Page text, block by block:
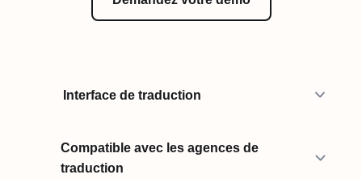
Interface de traduction
Compatible avec les agences de
traduction